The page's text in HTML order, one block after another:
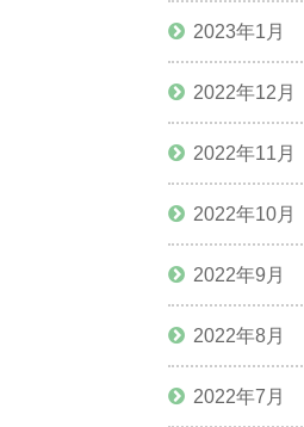
2023年1月
2022年12月
2022年11月
2022年10月
2022年9月
2022年8月
2022年7月